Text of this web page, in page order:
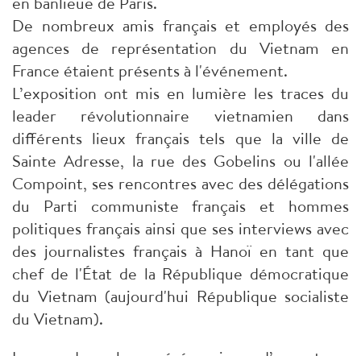
De nombreux amis français et employés des
agences de représentation du Vietnam en
France étaient présents à l'événement.
L’exposition ont mis en lumière les traces du
leader révolutionnaire vietnamien dans
différents lieux français tels que la ville de
Sainte Adresse, la rue des Gobelins ou l'allée
Compoint, ses rencontres avec des délégations
du Parti communiste français et hommes
politiques français ainsi que ses interviews avec
des journalistes français à Hanoï en tant que
chef de l'État de la République démocratique
du Vietnam (aujourd'hui République socialiste
du Vietnam).